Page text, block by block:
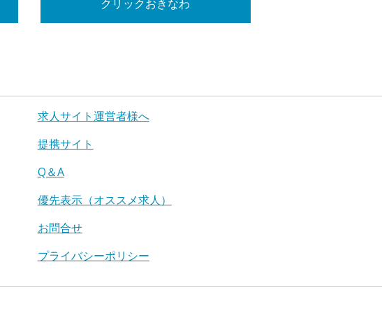
クリックおきなわ
求人サイト運営者様へ
提携サイト
Q＆A
優先表示（オススメ求人）
お問合せ
プライバシーポリシー